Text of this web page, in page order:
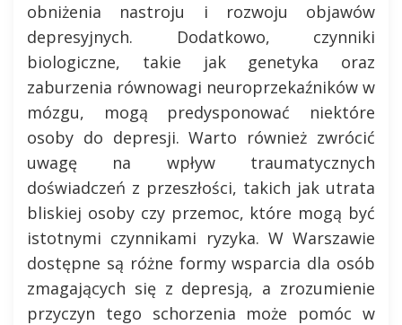
obniżenia nastroju i rozwoju objawów
depresyjnych. Dodatkowo, czynniki
biologiczne, takie jak genetyka oraz
zaburzenia równowagi neuroprzekaźników w
mózgu, mogą predysponować niektóre
osoby do depresji. Warto również zwrócić
uwagę na wpływ traumatycznych
doświadczeń z przeszłości, takich jak utrata
bliskiej osoby czy przemoc, które mogą być
istotnymi czynnikami ryzyka. W Warszawie
dostępne są różne formy wsparcia dla osób
zmagających się z depresją, a zrozumienie
przyczyn tego schorzenia może pomóc w